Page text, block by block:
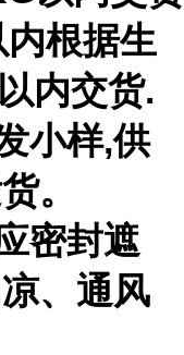
根据生
内交货.
小样,供
。
密封遮
、通风